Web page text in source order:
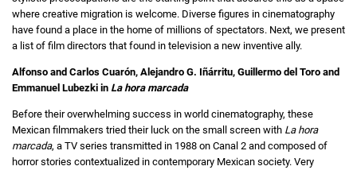
where creative migration is welcome. Diverse figures in cinematography
have found a place in the home of millions of spectators. Next, we present
a list of film directors that found in television a new inventive ally.
Alfonso and Carlos Cuarón, Alejandro G. Iñárritu, Guillermo del Toro and
Emmanuel Lubezki in La hora marcada
Before their overwhelming success in world cinematography, these
Mexican filmmakers tried their luck on the small screen with La hora
marcada, a TV series transmitted in 1988 on Canal 2 and composed of
horror stories contextualized in contemporary Mexican society. Very